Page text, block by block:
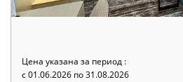
Цена указана за период :
c 01.06.2026 по 31.08.2026